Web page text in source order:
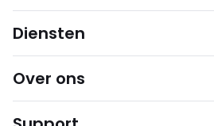
Diensten
Over ons